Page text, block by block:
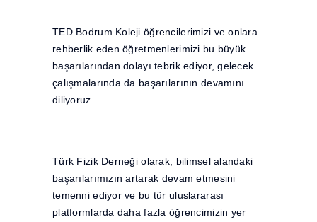
TED Bodrum Koleji öğrencilerimizi ve onlara
rehberlik eden öğretmenlerimizi bu büyük
başarılarından dolayı tebrik ediyor, gelecek
çalışmalarında da başarılarının devamını
diliyoruz.
Türk Fizik Derneği olarak, bilimsel alandaki
başarılarımızın artarak devam etmesini
temenni ediyor ve bu tür uluslararası
platformlarda daha fazla öğrencimizin yer